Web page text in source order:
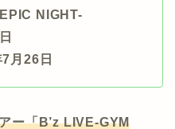
NIGHT-
月26日
ー「B’z LIVE-GYM